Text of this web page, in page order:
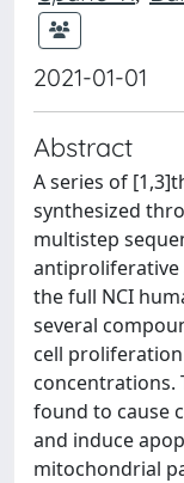
2021-01-01
Abstract
A series of
synthesized
multistep
antiproliferative
the full NCI
several
cell
concentrations.
found to cause
and induce
mitochondrial